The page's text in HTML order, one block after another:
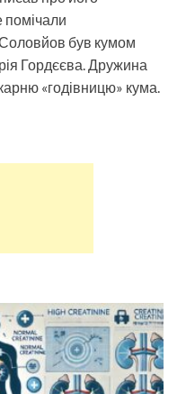
помічали
був кумом
Гордєєва. Дружина
«годівницю» кума.